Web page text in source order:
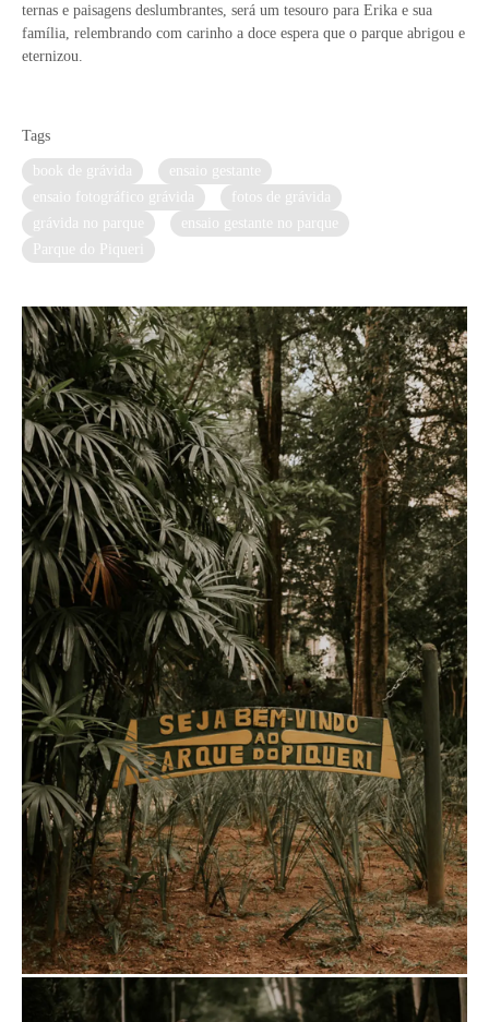
ternas e paisagens deslumbrantes, será um tesouro para Erika e sua
família, relembrando com carinho a doce espera que o parque abrigou e
eternizou.
Tags
book de grávida
ensaio gestante
ensaio fotográfico grávida
fotos de grávida
grávida no parque
ensaio gestante no parque
Parque do Piqueri